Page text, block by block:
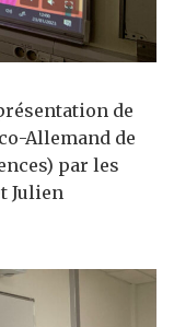
de
Allemand de
par les
Julien